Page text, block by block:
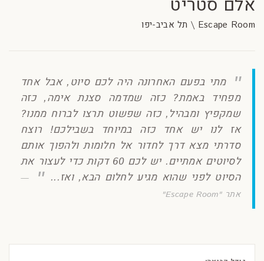
אלם סטריט
Escape Room \ תל אביב-יפו
מתי בפעם האחרונה היה לכם סיוט, אבל אחד
מפחיד באמת? כזה שמדמה סצנת אימה, כזה
שמקפיץ ומבהיל, כזה שפשוט תרצו לברוח ממנו?
אז לנו יש אחד כזה במיוחד בשבילכם! רוצח
סדרתי מצא דרך לחדור אל חלומות ולהפוך אותם
לסיוטים אמתיים. יש לכם 60 דקות כדי לעצור את
הסיוט לפני שהוא מגיע לחלום הבא, ואז...
אתר "Escape Room"